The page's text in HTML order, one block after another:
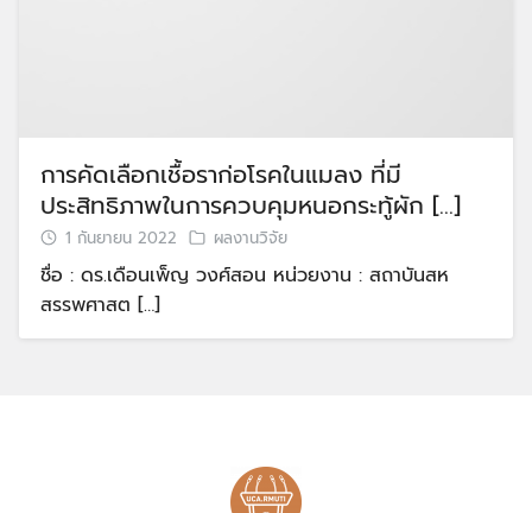
การคัดเลือกเชื้อราก่อโรคในแมลง ที่มี
ประสิทธิภาพในการควบคุมหนอกระทู้ผัก […]
1 กันยายน 2022 ผลงานวิจัย
ชื่อ : ดร.เดือนเพ็ญ วงศ์สอน หน่วยงาน : สถาบันสห
สรรพศาสต […]